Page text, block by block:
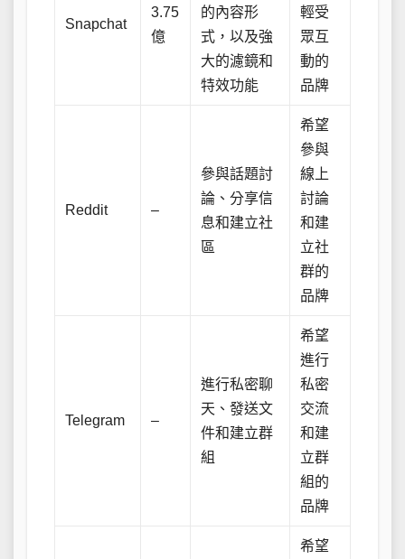
Snapchat
3.75
億
的內容形
式，以及強
大的濾鏡和
特效功能
輕受
眾互
動的
品牌
Reddit –
參與話題討
論、分享信
息和建立社
區
希望
參與
線上
討論
和建
立社
群的
品牌
Telegram –
進行私密聊
天、發送文
件和建立群
組
希望
進行
私密
交流
和建
立群
組的
品牌
希望